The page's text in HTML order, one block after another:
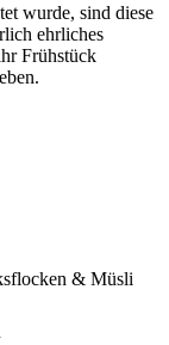
wurde, sind diese
ehrliches
Frühstück
& Müsli